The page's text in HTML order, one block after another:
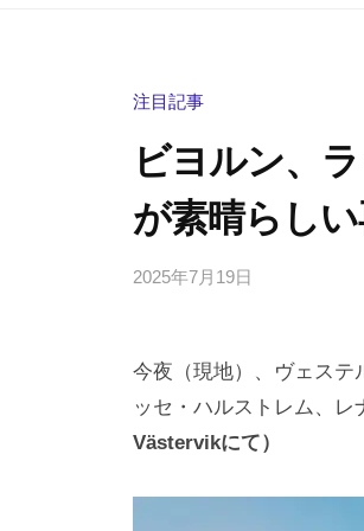
注目記事
ビヨルン、
が素晴らし
2025年7月19日
g
a
h
の
コ
メ
ト
今夜（現地）、ヴェステ
ッセ・ハルストレム、
Västervikにて）